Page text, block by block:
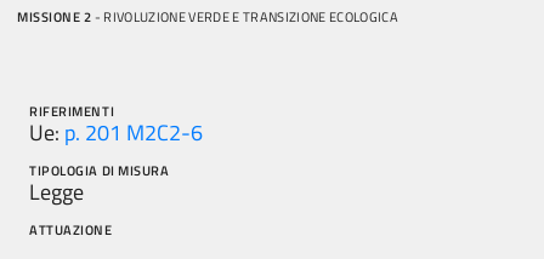
MISSIONE 2 - RIVOLUZIONE VERDE E TRANSIZIONE ECOLOGICA
RIFERIMENTI
Ue: p. 201 M2C2-6
TIPOLOGIA DI MISURA
Legge
ATTUAZIONE